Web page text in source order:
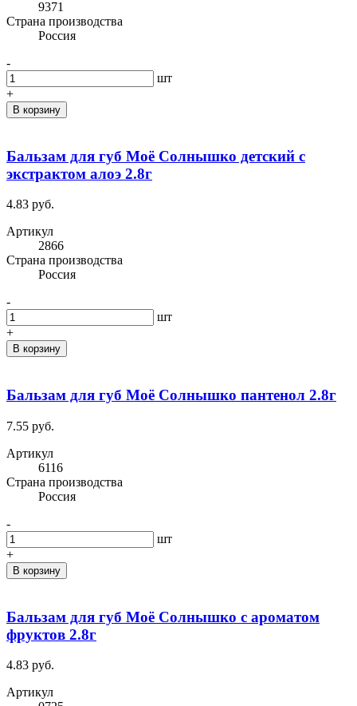
9371
Cтрана производства
Россия
-
шт
+
В корзину
Бальзам для губ Моё Солнышко детский с
экстрактом алоэ 2.8г
4.83 руб.
Артикул
2866
Cтрана производства
Россия
-
шт
+
В корзину
Бальзам для губ Моё Солнышко пантенол 2.8г
7.55 руб.
Артикул
6116
Cтрана производства
Россия
-
шт
+
В корзину
Бальзам для губ Моё Солнышко с ароматом
фруктов 2.8г
4.83 руб.
Артикул